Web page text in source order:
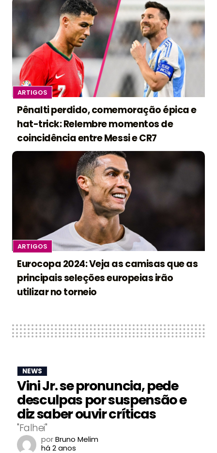
ARTIGOS
Pênalti perdido, comemoração épica e
hat-trick: Relembre momentos de
coincidência entre Messi e CR7
ARTIGOS
Eurocopa 2024: Veja as camisas que as
principais seleções europeias irão
utilizar no torneio
NEWS
Vini Jr. se pronuncia, pede
desculpas por suspensão e
diz saber ouvir críticas
"Falhei"
porBruno Melim
há 2 anos